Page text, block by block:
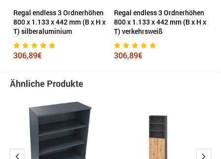
Regal endless 3 Ordnerhöhen
800 x 1.133 x 442 mm (B x H x
T) silberaluminium
306,89€
Regal endless 3 Ordnerhöhen
800 x 1.133 x 442 mm (B x H x
T) verkehrsweiß
306,89€
Ähnliche Produkte